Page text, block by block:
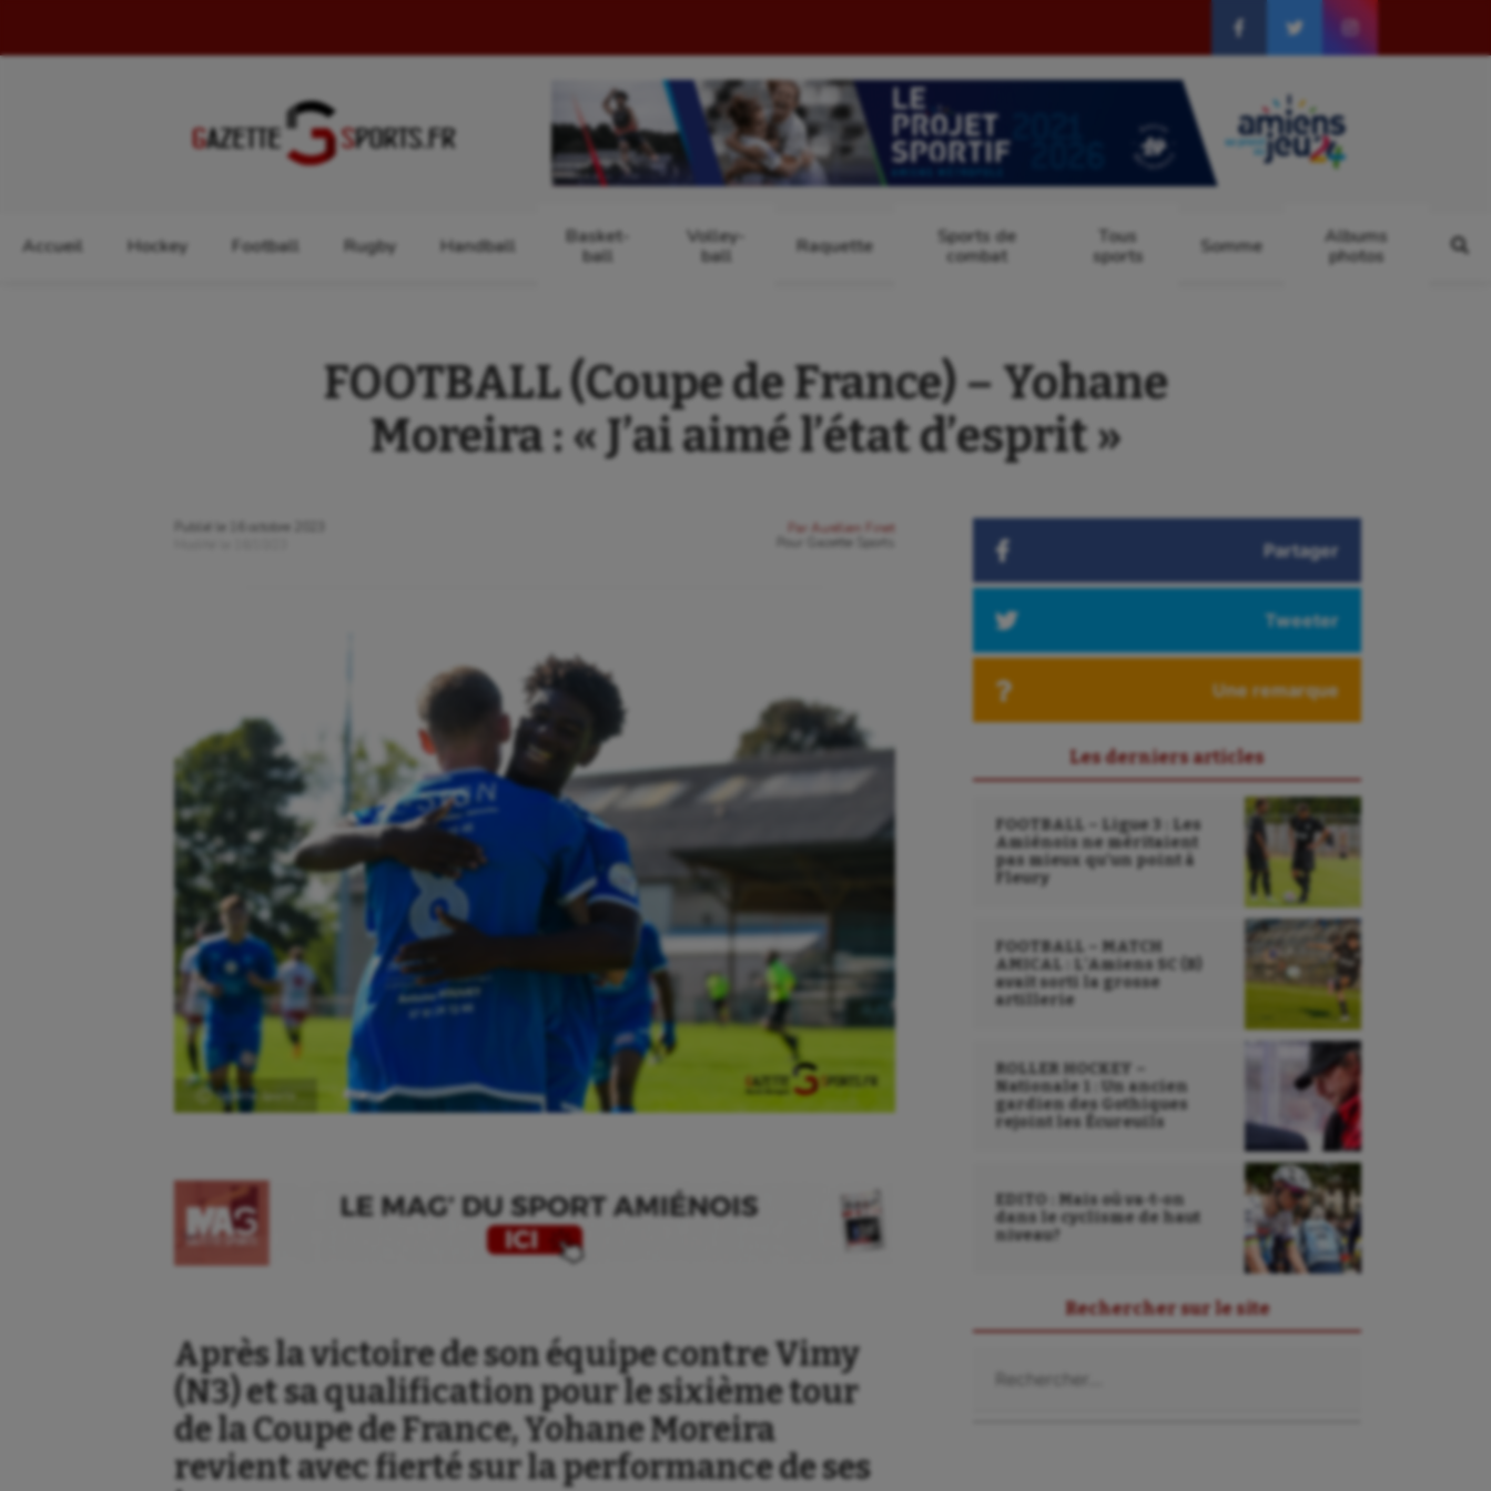
Accueil Hockey Football Rugby Handball
Basket-
ball
Volley-
ball
Raquette
Sports de
combat
Tous
sports
Somme
Albums
photos
FOOTBALL (Coupe de France) – Yohane
Moreira : « J’ai aimé l’état d’esprit »
Publié le
16 octobre 2023
Par
Aurélien Finet
Gazette Sports
Ⓒ Gazette Sports
Après la victoire de son équipe contre Vimy
(N3) et sa qualification pour le sixième tour
de la Coupe de France, Yohane Moreira
revient avec fierté sur la performance de ses
Partager
Tweeter
Une remarque
Les derniers articles
FOOTBALL – Ligue 3 : Les
Amiénois ne méritaient
pas mieux qu’un point à
Fleury
FOOTBALL – MATCH
AMICAL : L’Amiens SC (B)
avait sorti la grosse
artillerie
ROLLER HOCKEY –
Nationale 1 : Un ancien
gardien des Gothiques
rejoint les Écureuils
EDITO : Mais où va-t-on
dans le cyclisme de haut
niveau?
Rechercher sur le site